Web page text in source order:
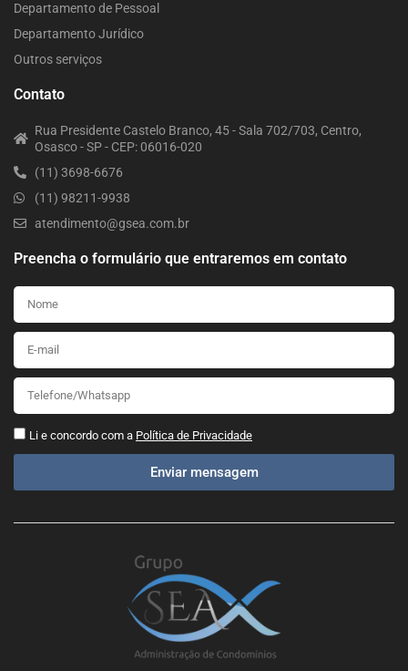
Departamento de Pessoal
Departamento Jurídico
Outros serviços
Contato
Rua Presidente Castelo Branco, 45 - Sala 702/703, Centro,
Osasco - SP - CEP: 06016-020
(11) 3698-6676
(11) 98211-9938
atendimento@gsea.com.br
Preencha o formulário que entraremos em contato
Li e concordo com a Política de Privacidade
Enviar mensagem